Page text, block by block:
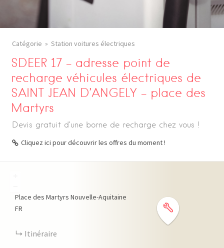
Catégorie Station voitures électriques
SDEER 17 – adresse point de
recharge véhicules électriques de
SAINT JEAN D’ANGELY – place des
Martyrs
Devis gratuit d’une borne de recharge chez vous !
Cliquez ici pour découvrir les offres du moment !
Place des Martyrs Nouvelle-Aquitaine
FR
Itinéraire